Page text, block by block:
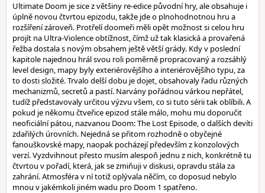
Ultimate Doom je sice z většiny re-edice původní hry, ale obsahuje i
úplně novou čtvrtou epizodu, takže jde o plnohodnotnou hru a
rozšíření zároveň. Protřelí doomeři měli opět možnost si celou hru
projít na Ultra-Violence obtížnost, čímž už tak klasická a provařená
řežba dostala s novým obsahem ještě větší grády. Kdy v poslední
kapitole najednou hrál svou roli poměrně propracovaný a rozsáhlý
level design, mapy byly exteriérovějšího a interiérovějšího typu, za
to dosti složité. Trvalo delší dobu je dojet, obsahovaly řadu různých
mechanizmů, secretů a pastí. Narvány pořádnou várkou nepřátel,
tudíž představovaly určitou výzvu všem, co si tuto sérii tak oblíbili. A
pokud je někomu čtveřice epizod stále málo, mohu mu doporučit
neoficiální pátou, nazvanou Doom: The Lost Episode, o dalších devíti
zdařilých úrovních. Nejedná se přitom rozhodně o obyčejné
fanouškovské mapy, naopak pocházejí především z konzolových
verzí. Vyzdvihnout přesto musím alespoň jednu z nich, konkrétně tu
čtvrtou v pořadí, která, jak se zmiňuji v diskusi, opravdu stála za
zahrání. Atmosféra v ní totiž oplývala něčím, co doposud nebylo
mnou v jakémkoli jiném wadu pro Doom 1 spatřeno.